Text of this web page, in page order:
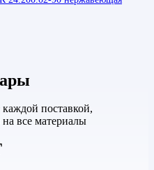
поставкой,
все материалы